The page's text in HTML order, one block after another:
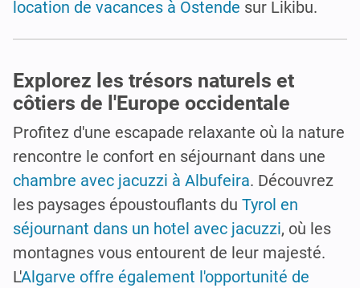
location de vacances à Ostende sur Likibu.
Explorez les trésors naturels et
côtiers de l'Europe occidentale
Profitez d'une escapade relaxante où la nature
rencontre le confort en séjournant dans une
chambre avec jacuzzi à Albufeira. Découvrez
les paysages époustouflants du Tyrol en
séjournant dans un hotel avec jacuzzi, où les
montagnes vous entourent de leur majesté.
L'Algarve offre également l'opportunité de